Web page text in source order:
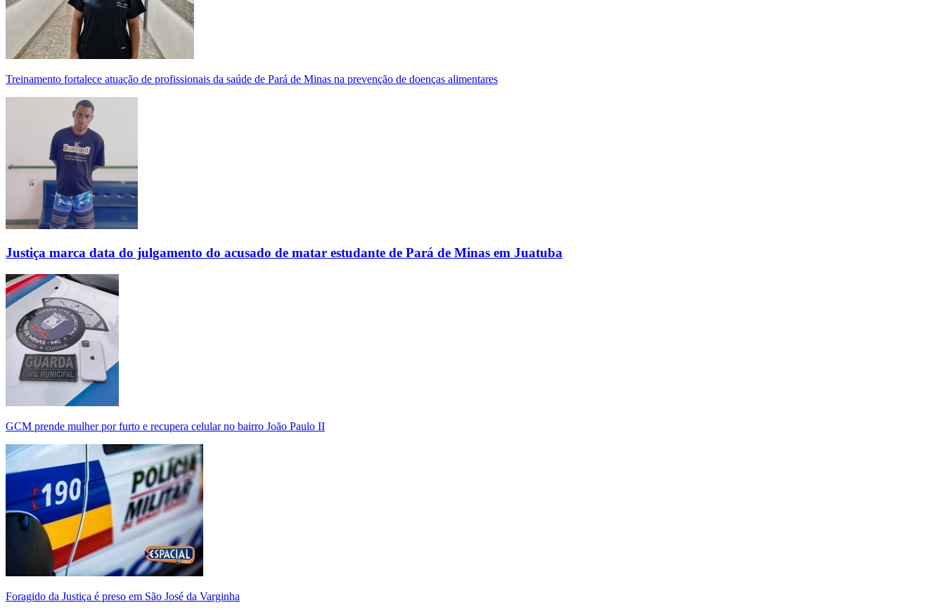
Treinamento fortalece atuação de profissionais da saúde de Pará de Minas na prevenção de doenças alimentares
Justiça marca data do julgamento do acusado de matar estudante de Pará de Minas em Juatuba
GCM prende mulher por furto e recupera celular no bairro João Paulo II
Foragido da Justiça é preso em São José da Varginha